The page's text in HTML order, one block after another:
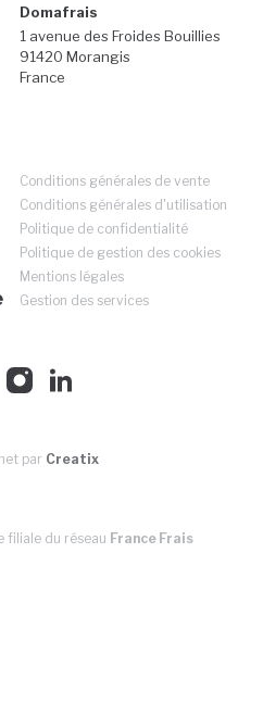
Domafrais
1 avenue des Froides Bouillies
91420 Morangis
France
Conditions générales de vente
Conditions générales d'utilisation
Politique de confidentialité
Politique de gestion des cookies
Mentions légales
Gestion des services
par Creatix
filiale du réseau France Frais